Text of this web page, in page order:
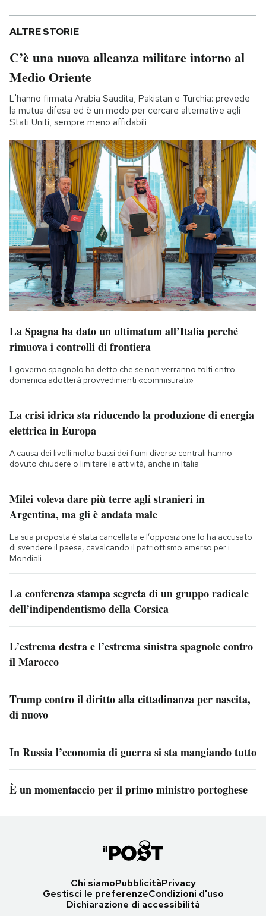
ALTRE STORIE
C’è una nuova alleanza militare intorno al
Medio Oriente
L'hanno firmata Arabia Saudita, Pakistan e Turchia: prevede
la mutua difesa ed è un modo per cercare alternative agli
Stati Uniti, sempre meno affidabili
La Spagna ha dato un ultimatum all’Italia perché
rimuova i controlli di frontiera
Il governo spagnolo ha detto che se non verranno tolti entro
domenica adotterà provvedimenti «commisurati»
La crisi idrica sta riducendo la produzione di energia
elettrica in Europa
A causa dei livelli molto bassi dei fiumi diverse centrali hanno
dovuto chiudere o limitare le attività, anche in Italia
Milei voleva dare più terre agli stranieri in
Argentina, ma gli è andata male
La sua proposta è stata cancellata e l’opposizione lo ha accusato
di svendere il paese, cavalcando il patriottismo emerso per i
Mondiali
La conferenza stampa segreta di un gruppo radicale
dell’indipendentismo della Corsica
L’estrema destra e l’estrema sinistra spagnole contro
il Marocco
Trump contro il diritto alla cittadinanza per nascita,
di nuovo
In Russia l’economia di guerra si sta mangiando tutto
È un momentaccio per il primo ministro portoghese
Chi siamoPubblicitàPrivacy
Gestisci le preferenzeCondizioni d'uso
Dichiarazione di accessibilità